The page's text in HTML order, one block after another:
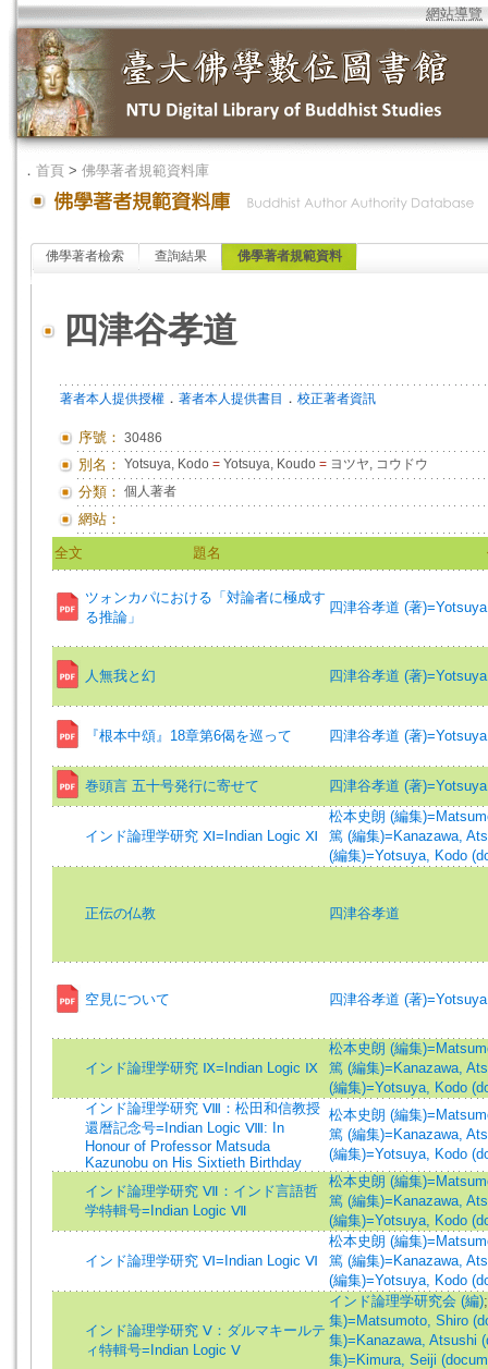
網站導覽
． 首頁 > 佛學著者規範資料庫
佛學著者檢索 查詢結果 佛學著者規範資料
四津谷孝道
著者本人提供授權 ． 著者本人提供書目 ． 校正著者資訊
序號： 30486
別名： Yotsuya, Kodo = Yotsuya, Koudo = ヨツヤ, コウドウ
分類： 個人著者
網站：
全文 題名
ツォンカパにおける「対論者に極成す
る推論」
四津谷孝道 (著
人無我と幻 四津谷孝道 (著
『根本中頌』18章第6偈を巡って 四津谷孝道 (著
巻頭言 五十号発行に寄せて 四津谷孝道 (著
インド論理学研究 Ⅺ=Indian Logic Ⅺ
松本史朗 (編集
篤 (編集)=Kanazawa,
(編集)=Yotsuya, Kodo
正伝の仏教 四津谷孝道
空見について 四津谷孝道 (著
インド論理学研究 Ⅸ=Indian Logic Ⅸ
松本史朗 (編集
篤 (編集)=Kanazawa,
(編集)=Yotsuya, Kodo
インド論理学研究 Ⅷ：松田和信教授
還暦記念号=Indian Logic Ⅷ: In
Honour of Professor Matsuda
Kazunobu on His Sixtieth Birthday
松本史朗 (編集
篤 (編集)=Kanazawa,
(編集)=Yotsuya, Kodo
インド論理学研究 Ⅶ：インド言語哲
学特輯号=Indian Logic Ⅶ
松本史朗 (編集
篤 (編集)=Kanazawa,
(編集)=Yotsuya, Kodo
インド論理学研究 Ⅵ=Indian Logic Ⅵ
松本史朗 (編集
篤 (編集)=Kanazawa,
(編集)=Yotsuya, Kodo
インド論理学研究 Ⅴ：ダルマキールテ
ィ特輯号=Indian Logic Ⅴ
インド論理学研究会 (編)
集)=Matsumoto, Shiro
集)=Kanazawa, Atsushi
集)=Kimura, Seiji